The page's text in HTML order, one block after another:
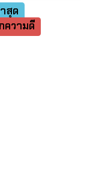
สุด
ความดี